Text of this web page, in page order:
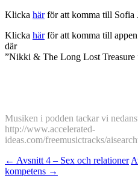
Klicka härför att komma till Sofia
Klicka härför att komma till appen
där
”Nikki & The Long Lost Treasure
Musiken i podden tackar vi
http://www.accelerated-
ideas.com/freemusictracks/
Inläggsnavigering
← Avsnitt 4 – Sex och relationer
kompetens →